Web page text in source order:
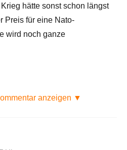
hätte sonst schon längst
Preis für eine Nato-
wird noch ganze
anzeigen ▼